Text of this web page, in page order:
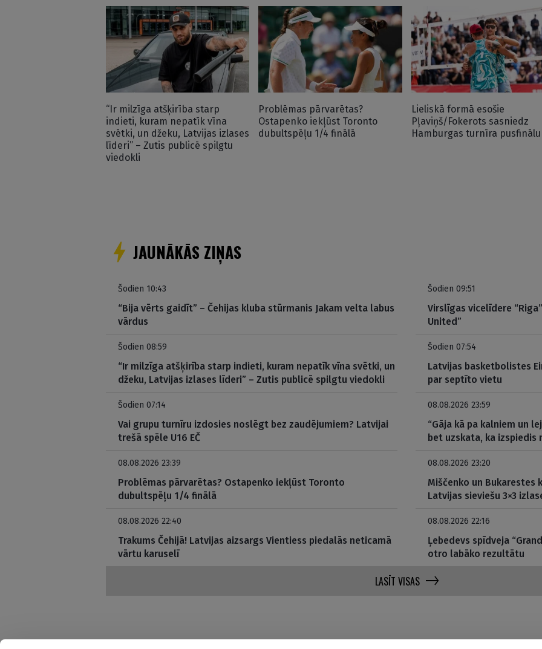
“Ir milzīga atšķirība starp
indieti, kuram nepatīk vīna
svētki, un džeku, Latvijas izlases
līderi” – Zutis publicē spilgtu
viedokli
Problēmas pārvarētas?
Ostapenko iekļūst Toronto
dubultspēļu 1/4 finālā
Lieliskā formā esošie
Pļaviņš/Fokerots sasniedz
Hamburgas turnīra pusfinālu
JAUNĀKĀS ZIŅAS
Šodien 10:43
“Bija vērts gaidīt” – Čehijas kluba stūrmanis Jakam velta labus
vārdus
Šodien 09:51
Virslīgas vicelīdere
United”
Šodien 08:59
“Ir milzīga atšķirība starp indieti, kuram nepatīk vīna svētki, un
džeku, Latvijas izlases līderi” – Zutis publicē spilgtu viedokli
Šodien 07:54
Latvijas basketbolistes
par septīto vietu
Šodien 07:14
Vai grupu turnīru izdosies noslēgt bez zaudējumiem? Latvijai
trešā spēle U16 EČ
08.08.2026 23:59
“Gāja kā pa kalniem un
bet uzskata, ka izspiedis
08.08.2026 23:39
Problēmas pārvarētas? Ostapenko iekļūst Toronto
dubultspēļu 1/4 finālā
08.08.2026 23:20
Miščenko un Bukarestes
Latvijas sieviešu 3×3
08.08.2026 22:40
Trakums Čehijā! Latvijas aizsargs Vientiess piedalās neticamā
vārtu karuselī
08.08.2026 22:16
Ļebedevs spīdveja
otro labāko rezultātu
LASĪT VISAS